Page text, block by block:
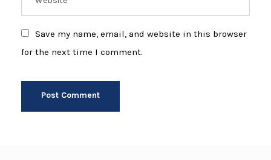
Save my name, email, and website in this browser
for the next time I comment.